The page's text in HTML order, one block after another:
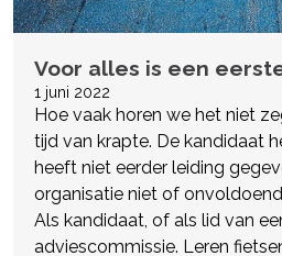
Voor alles is een
1 juni 2022
Hoe vaak horen we het niet
tijd van krapte. De kandidaat
heeft niet eerder leiding
organisatie niet of
Als kandidaat, of als lid van
adviescommissie. Leren